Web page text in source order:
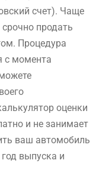
счет). Чаще
продать
Процедура
с момента
оценки
и не занимает
ваш автомобиль
выпуска и